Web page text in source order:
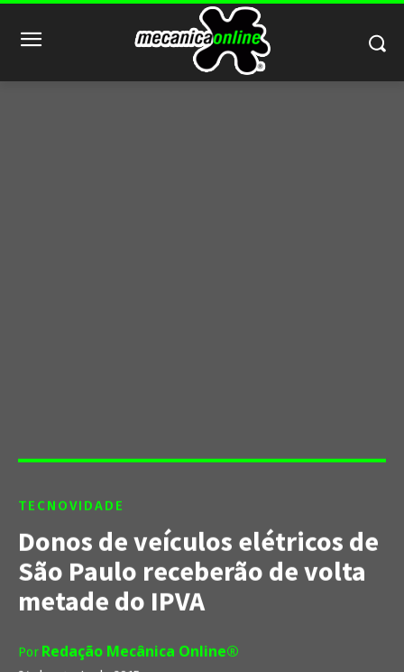
TECNOVIDADE
Donos de veículos elétricos de
São Paulo receberão de volta
metade do IPVA
Por Redação Mecânica Online®